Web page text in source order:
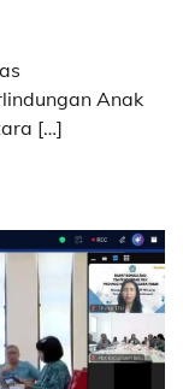
Anak
[…]